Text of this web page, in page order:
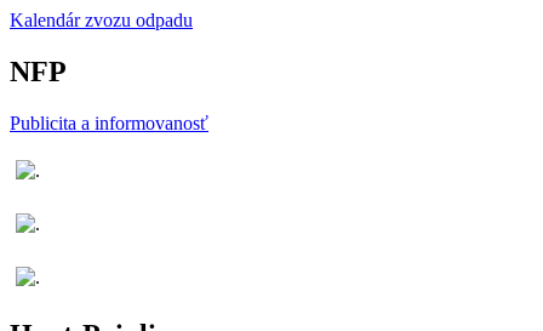
Kalendár zvozu odpadu
NFP
Publicita a informovanosť